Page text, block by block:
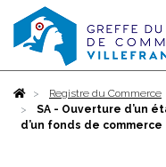
AccueilRegistre du Commerce
SA - Ouverture d’un
d’un fonds de commerce